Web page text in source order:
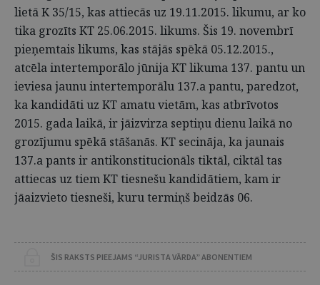
lietā K 35/15, kas attiecās uz 19.11.2015. likumu, ar ko
tika grozīts KT 25.06.2015. likums. Šis 19. novembrī
pieņemtais likums, kas stājās spēkā 05.12.2015.,
atcēla intertemporālo jūnija KT likuma 137. pantu un
ieviesa jaunu intertemporālu 137.a pantu, paredzot,
ka kandidāti uz KT amatu vietām, kas atbrīvotos
2015. gada laikā, ir jāizvirza septiņu dienu laikā no
grozījumu spēkā stāšanās. KT secināja, ka jaunais
137.a pants ir antikonstitucionāls tiktāl, ciktāl tas
attiecas uz tiem KT tiesnešu kandidātiem, kam ir
jāaizvieto tiesneši, kuru termiņš beidzās 06.
ŠIS RAKSTS PIEEJAMS “JURISTA VĀRDA” ABONENTIEM